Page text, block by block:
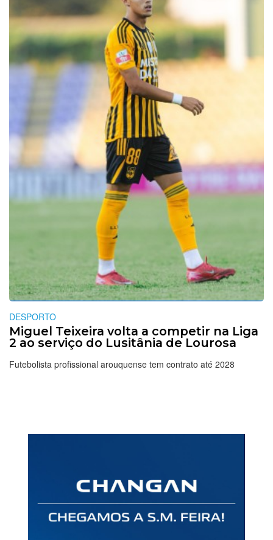
DESPORTO
Miguel Teixeira volta a competir na Liga
2 ao serviço do Lusitânia de Lourosa
Futebolista profissional arouquense tem contrato até 2028